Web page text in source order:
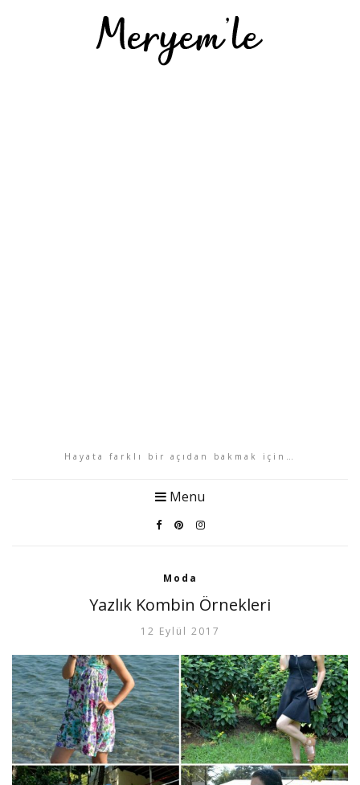
Hayata farklı bir açıdan bakmak için…
Menu
Moda
Yazlık Kombin Örnekleri
12 Eylül 2017